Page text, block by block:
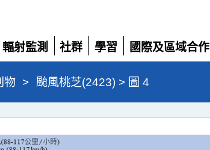
輻射監測
展
開
社群
展
開
學習
展
開
國際及區域合作
展
開
物 > 颱風桃芝(2423) > 圖 4